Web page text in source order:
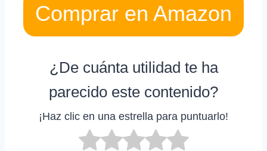
Comprar en Amazon
¿De cuánta utilidad te ha
parecido este contenido?
¡Haz clic en una estrella para puntuarlo!